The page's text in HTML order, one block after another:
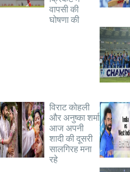
वापसी की
घोषणा की
विराट कोहली
और अनुष्का शर्मा
आज अपनी
शादी की दूसरी
सालगिरह मना
रहे